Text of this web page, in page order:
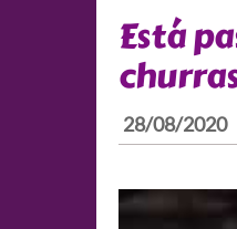
Está
28/08/2020